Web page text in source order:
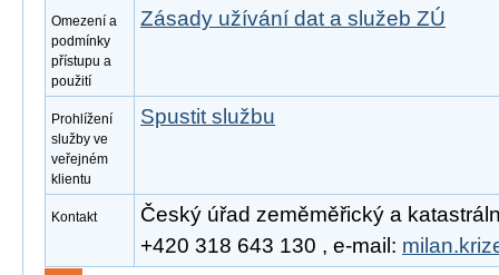
Omezení a
podmínky
přístupu a
použití
Zásady užívání dat a služeb ZÚ
Prohlížení
služby ve
veřejném
klientu
Spustit službu
Kontakt
Český úřad zeměměřický a
+420 318 643 130 , e-mail: